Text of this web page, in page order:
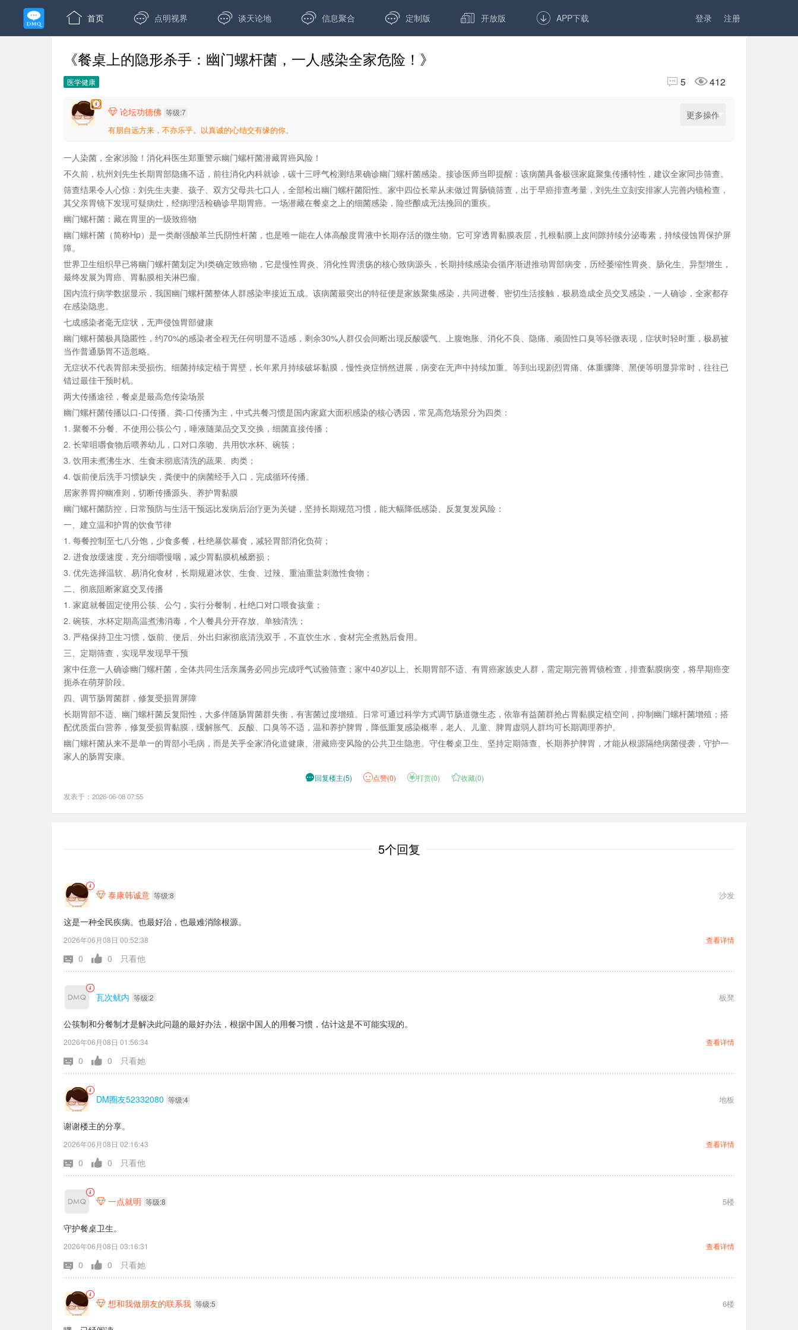
 首页  点明视界  谈天论地  信息聚合  定制版  开放版  APP下载 登录 注册
《餐桌上的隐形杀手：幽门螺杆菌，一人感染全家危险！》
医学健康  5 412
 论坛功德佛 等级:7
有朋自远方来，不亦乐乎。以真诚的心结交有缘的你。
更多操作
一人染菌，全家涉险！消化科医生郑重警示幽门螺杆菌潜藏胃癌风险！
不久前，杭州刘先生长期胃部隐痛不适，前往消化内科就诊，碳十三呼气检测结果确诊幽门螺杆菌感染。接诊医师当即提醒：该病菌具备极强家庭聚集传播特性，建议全家同步筛查。
筛查结果令人心惊：刘先生夫妻、孩子、双方父母共七口人，全部检出幽门螺杆菌阳性。家中四位长辈从未做过胃肠镜筛查，出于早癌排查考量，刘先生立刻安排家人完善内镜检查，
其父亲胃镜下发现可疑病灶，经病理活检确诊早期胃癌。一场潜藏在餐桌之上的细菌感染，险些酿成无法挽回的重疾。
幽门螺杆菌：藏在胃里的一级致癌物
幽门螺杆菌（简称Hp）是一类耐强酸革兰氏阴性杆菌，也是唯一能在人体高酸度胃液中长期存活的微生物。它可穿透胃黏膜表层，扎根黏膜上皮间隙持续分泌毒素，持续侵蚀胃保护屏
障。
世界卫生组织早已将幽门螺杆菌划定为Ⅰ类确定致癌物，它是慢性胃炎、消化性胃溃疡的核心致病源头，长期持续感染会循序渐进推动胃部病变，历经萎缩性胃炎、肠化生、异型增生，
最终发展为胃癌、胃黏膜相关淋巴瘤。
国内流行病学数据显示，我国幽门螺杆菌整体人群感染率接近五成。该病菌最突出的特征便是家族聚集感染，共同进餐、密切生活接触，极易造成全员交叉感染，一人确诊，全家都存
在感染隐患。
七成感染者毫无症状，无声侵蚀胃部健康
幽门螺杆菌极具隐匿性，约70%的感染者全程无任何明显不适感，剩余30%人群仅会间断出现反酸嗳气、上腹饱胀、消化不良、隐痛、顽固性口臭等轻微表现，症状时轻时重，极易被
当作普通肠胃不适忽略。
无症状不代表胃部未受损伤。细菌持续定植于胃壁，长年累月持续破坏黏膜，慢性炎症悄然进展，病变在无声中持续加重。等到出现剧烈胃痛、体重骤降、黑便等明显异常时，往往已
错过最佳干预时机。
两大传播途径，餐桌是最高危传染场景
幽门螺杆菌传播以口-口传播、粪-口传播为主，中式共餐习惯是国内家庭大面积感染的核心诱因，常见高危场景分为四类：
1. 聚餐不分餐、不使用公筷公勺，唾液随菜品交叉交换，细菌直接传播；
2. 长辈咀嚼食物后喂养幼儿，口对口亲吻、共用饮水杯、碗筷；
3. 饮用未煮沸生水、生食未彻底清洗的蔬果、肉类；
4. 饭前便后洗手习惯缺失，粪便中的病菌经手入口，完成循环传播。
居家养胃抑幽准则，切断传播源头、养护胃黏膜
幽门螺杆菌防控，日常预防与生活干预远比发病后治疗更为关键，坚持长期规范习惯，能大幅降低感染、反复复发风险：
一、建立温和护胃的饮食节律
1. 每餐控制至七八分饱，少食多餐，杜绝暴饮暴食，减轻胃部消化负荷；
2. 进食放缓速度，充分细嚼慢咽，减少胃黏膜机械磨损；
3. 优先选择温软、易消化食材，长期规避冰饮、生食、过辣、重油重盐刺激性食物；
二、彻底阻断家庭交叉传播
1. 家庭就餐固定使用公筷、公勺，实行分餐制，杜绝口对口喂食孩童；
2. 碗筷、水杯定期高温煮沸消毒，个人餐具分开存放、单独清洗；
3. 严格保持卫生习惯，饭前、便后、外出归家彻底清洗双手，不直饮生水，食材完全煮熟后食用。
三、定期筛查，实现早发现早干预
家中任意一人确诊幽门螺杆菌，全体共同生活亲属务必同步完成呼气试验筛查；家中40岁以上、长期胃部不适、有胃癌家族史人群，需定期完善胃镜检查，排查黏膜病变，将早期癌变
扼杀在萌芽阶段。
四、调节肠胃菌群，修复受损胃屏障
长期胃部不适、幽门螺杆菌反复阳性，大多伴随肠胃菌群失衡，有害菌过度增殖。日常可通过科学方式调节肠道微生态，依靠有益菌群抢占胃黏膜定植空间，抑制幽门螺杆菌增殖；搭
配优质蛋白营养，修复受损胃黏膜，缓解胀气、反酸、口臭等不适，温和养护脾胃，降低重复感染概率，老人、儿童、脾胃虚弱人群均可长期调理养护。
幽门螺杆菌从来不是单一的胃部小毛病，而是关乎全家消化道健康、潜藏癌变风险的公共卫生隐患。守住餐桌卫生、坚持定期筛查、长期养护脾胃，才能从根源隔绝病菌侵袭，守护一
家人的肠胃安康。
回复楼主(5) 点赞(0) 打赏(0) 收藏(0)
发表于：2026-06-08 07:55
5个回复
 泰康韩诚意 等级:8 沙发
这是一种全民疾病。也最好治，也最难消除根源。
2026年06月08日 00:52:38 查看详情
0 0 只看他
瓦次鱿内 等级:2 板凳
公筷制和分餐制才是解决此问题的最好办法，根据中国人的用餐习惯，估计这是不可能实现的。
2026年06月08日 01:56:34 查看详情
0 0 只看她
DM圈友52332080 等级:4 地板
谢谢楼主的分享。
2026年06月08日 02:16:43 查看详情
0 0 只看他
 一点就明 等级:8 5楼
守护餐桌卫生。
2026年06月08日 03:16:31 查看详情
0 0 只看她
 想和我做朋友的联系我 等级:5 6楼